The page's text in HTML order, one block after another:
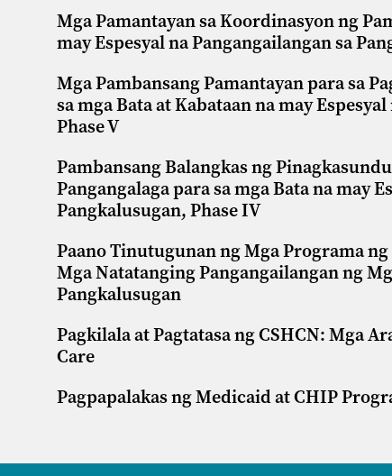
Mga Pamantayan sa Koordinasyon ng
may Espesyal na Pangangailangan sa
Mga Pambansang Pamantayan para sa
sa mga Bata at Kabataan na may
Phase V
Pambansang Balangkas ng
Pangangalaga para sa mga Bata na may
Pangkalusugan, Phase IV
Paano Tinutugunan ng Mga Programa
Mga Natatanging Pangangailangan ng
Pangkalusugan
Pagkilala at Pagtatasa ng CSHCN: Mga
Care
Pagpapalakas ng Medicaid at CHIP